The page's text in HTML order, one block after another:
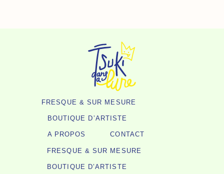
FRESQUE & SUR MESURE
BOUTIQUE D’ARTISTE
A PROPOS CONTACT
FRESQUE & SUR MESURE
BOUTIQUE D’ARTISTE